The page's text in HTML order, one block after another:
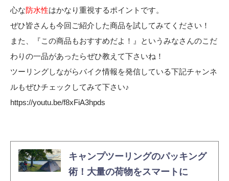
心な防水性はかなり重視するポイントです。
ぜひ皆さんも今回ご紹介した商品を試してみてください！
また、『この商品もおすすめだよ！』というみなさんのこだ
わりの一品があったらぜひ教えて下さいね！
ツーリングしながらバイク情報を発信している下記チャンネ
ルもぜひチェックしてみて下さい♪
https://youtu.be/f8xFiA3hpds
キャンプツーリングのパッキング
術！大量の荷物をスマートに